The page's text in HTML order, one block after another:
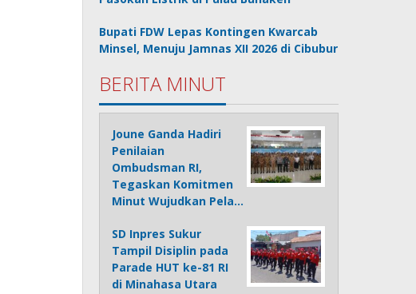
Bupati FDW Lepas Kontingen Kwarcab
Minsel, Menuju Jamnas XII 2026 di Cibubur
BERITA MINUT
Joune Ganda Hadiri
Penilaian
Ombudsman RI,
Tegaskan Komitmen
Minut Wujudkan Pela…
SD Inpres Sukur
Tampil Disiplin pada
Parade HUT ke-81 RI
di Minahasa Utara